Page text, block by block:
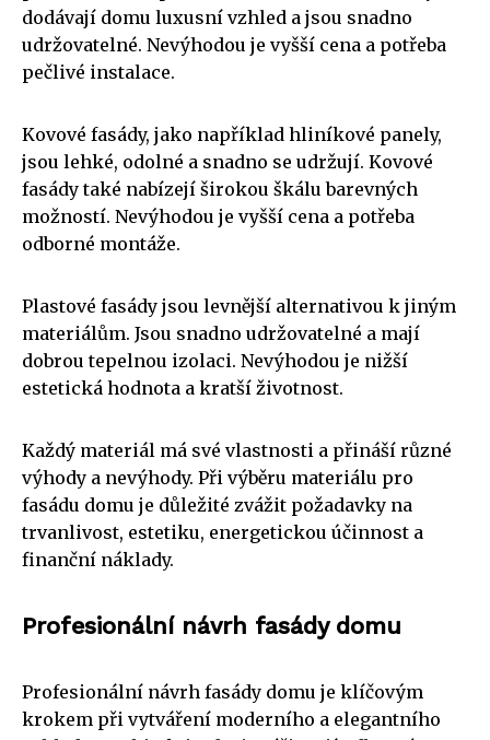
dodávají domu luxusní vzhled a jsou snadno
udržovatelné. Nevýhodou je vyšší cena a potřeba
pečlivé instalace.
Kovové fasády, jako například hliníkové panely,
jsou lehké, odolné a snadno se udržují. Kovové
fasády také nabízejí širokou škálu barevných
možností. Nevýhodou je vyšší cena a potřeba
odborné montáže.
Plastové fasády jsou levnější alternativou k jiným
materiálům. Jsou snadno udržovatelné a mají
dobrou tepelnou izolaci. Nevýhodou je nižší
estetická hodnota a kratší životnost.
Každý materiál má své vlastnosti a přináší různé
výhody a nevýhody. Při výběru materiálu pro
fasádu domu je důležité zvážit požadavky na
trvanlivost, estetiku, energetickou účinnost a
finanční náklady.
Profesionální návrh fasády domu
Profesionální návrh fasády domu je klíčovým
krokem při vytváření moderního a elegantního